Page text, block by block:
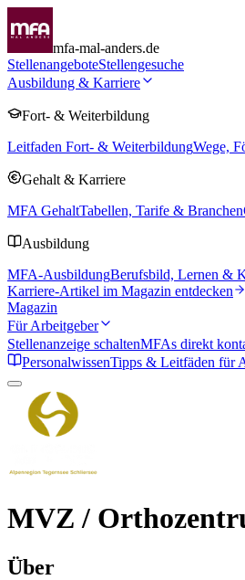
mfa-mal-anders.de
StellenangeboteStellengesuche
Ausbildung & Karriere
Fort- & Weiterbildung
Leitfaden Fort- & WeiterbildungWege,
Gehalt & Karriere
MFA GehaltTabellen, Tarife & Branchen
Ausbildung
MFA-AusbildungBerufsbild, Lernen &
Karriere-Artikel im Magazin entdecken
Magazin
Für Arbeitgeber
Stellenanzeige schaltenMFAs direkt
PersonalwissenTipps & Leitfäden für
MVZ /
Über